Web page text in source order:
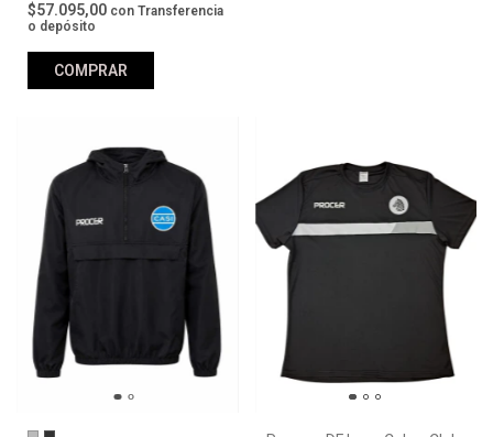
$57.095,00 con Transferencia
o depósito
COMPRAR